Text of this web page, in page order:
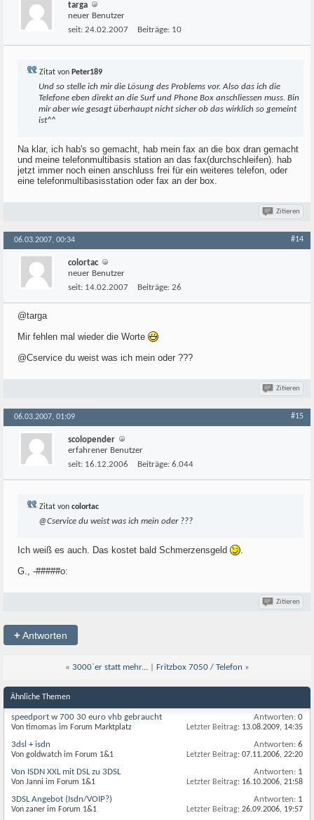
targa
neuer Benutzer
seit: 24.02.2007 Beiträge: 10
Zitat von Peter189
Und so stelle ich mir die Lösung des Problems vor. Also das ich die
Telefone eben direkt an die Surf und Phone Box anschliessen muss. Bin
mir aber wie gesagt überhaupt nicht sicher ob das wirklich so gemeint
ist^^
Na klar, ich hab's so gemacht, hab mein fax an die box dran gemacht
und meine telefonmultibasis station an das fax(durchschleifen). hab
jetzt immer noch einen anschluss frei für ein weiteres telefon, oder
eine telefonmultibasisstation oder fax an der box.
Zitieren
06.03.2007, 00:34 #14
colortac
neuer Benutzer
seit: 14.02.2007 Beiträge: 26
@targa
Mir fehlen mal wieder die Worte
@Cservice du weist was ich mein oder ???
Zitieren
06.03.2007, 01:09 #15
scolopender
erfahrener Benutzer
seit: 16.12.2006 Beiträge: 6.044
Zitat von colortac
@Cservice du weist was ich mein oder ???
Ich weiß es auch. Das kostet bald Schmerzensgeld
.
G., -#####o:
Zitieren
+Antworten
« 3000`er statt mehr...| Fritzbox 7050 / Telefon »
Ähnliche Themen
speedport w 700 30 euro vhb gebraucht
Von timomas im Forum Marktplatz
Antworten: 0
Letzter Beitrag: 13.08.2009, 14:35
3dsl + isdn
Von goldwatch im Forum 1&1
Antworten: 6
Letzter Beitrag: 07.11.2006, 22:20
Von ISDN XXL mit DSL zu 3DSL
Von Janni im Forum 1&1
Antworten: 1
Letzter Beitrag: 16.10.2006, 21:58
3DSL Angebot (Isdn/VOIP?)
Von zaner im Forum 1&1
Antworten: 1
Letzter Beitrag: 26.09.2006, 19:57